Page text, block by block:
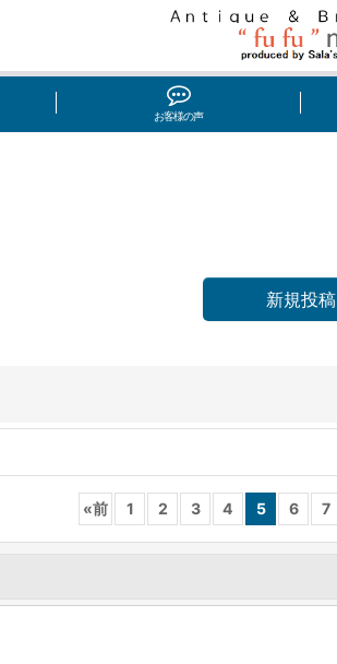
お客様の声
新規投稿
«前 1 2 3 4 5 6 7